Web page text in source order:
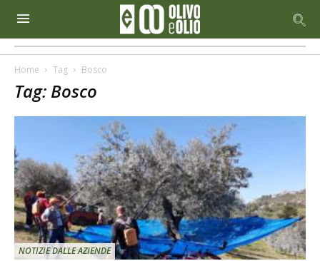
Home Tag Bosco
Tag: Bosco
NOTIZIE DALLE AZIENDE